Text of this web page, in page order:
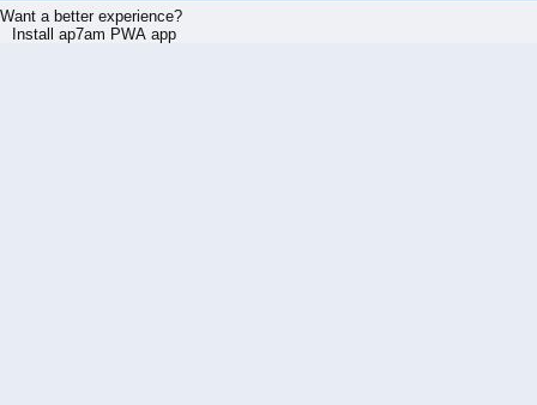
Want a better experience?
Install ap7am PWA app